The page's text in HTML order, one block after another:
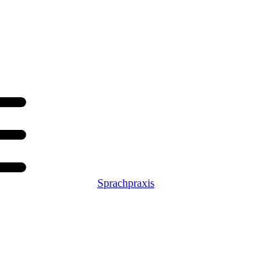
Sprachpraxis